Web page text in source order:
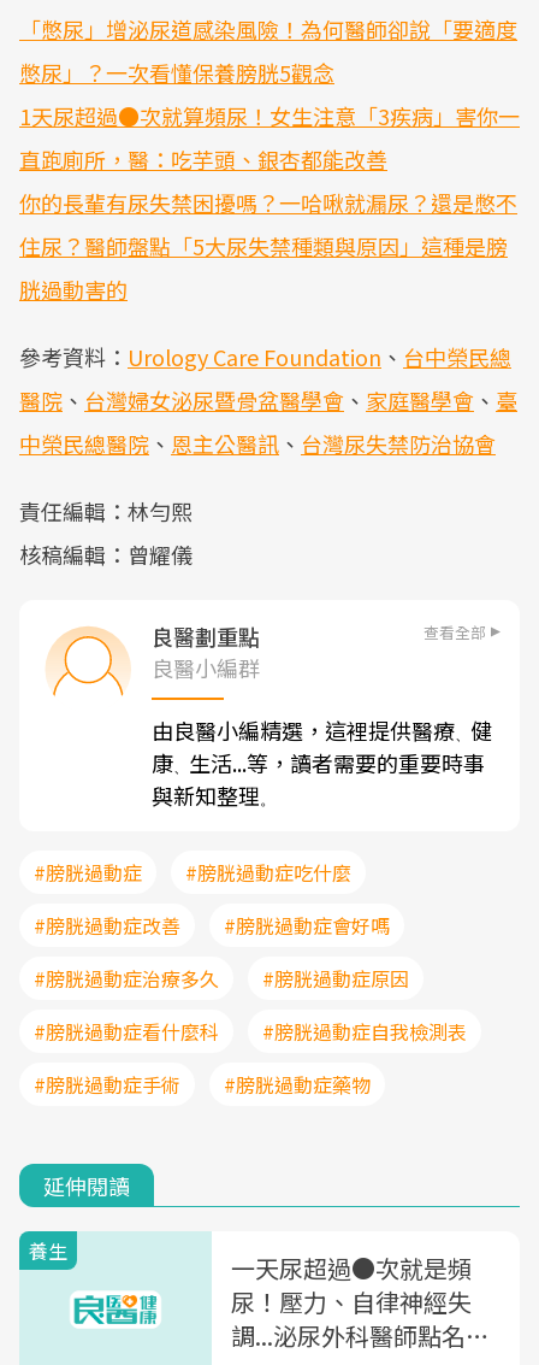
「憋尿」增泌尿道感染風險！為何醫師卻說「要適度
憋尿」？一次看懂保養膀胱5觀念
1天尿超過●次就算頻尿！女生注意「3疾病」害你一
直跑廁所，醫：吃芋頭、銀杏都能改善
你的長輩有尿失禁困擾嗎？一哈啾就漏尿？還是憋不
住尿？醫師盤點「5大尿失禁種類與原因」這種是膀
胱過動害的
參考資料： Urology Care Foundation 、 台中榮民總
醫院 、 台灣婦女泌尿暨骨盆醫學會 、 家庭醫學會 、 臺
中榮民總醫院 、 恩主公醫訊 、 台灣尿失禁防治協會
責任編輯：林勻熙
核稿編輯：曾耀儀
良醫劃重點 查看全部
良醫小編群
由良醫小編精選，這裡提供醫療、 健
康、 生活...等，讀者需要的重要時事
與新知整理。
#膀胱過動症
#膀胱過動症吃什麼
#膀胱過動症改善
#膀胱過動症會好嗎
#膀胱過動症治療多久
#膀胱過動症原因
#膀胱過動症看什麼科
#膀胱過動症自我檢測表
#膀胱過動症手術
#膀胱過動症藥物
延伸閱讀
養生
一天尿超過●次就是頻
尿！壓力、自律神經失
調...泌尿外科醫師點名：